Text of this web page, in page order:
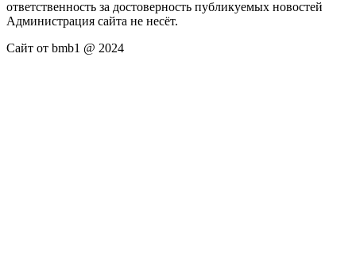
ответственность за достоверность публикуемых новостей
Администрация сайта не несёт.
Сайт от bmb1 @ 2024